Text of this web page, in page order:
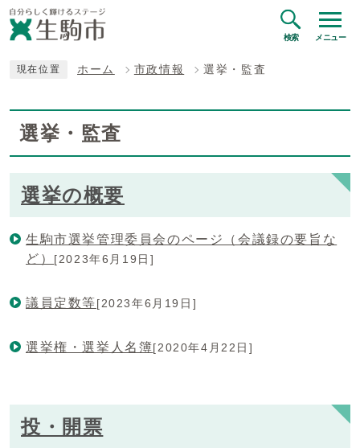
検索 メニュー
現在位置 ホーム 市政情報 選挙・監査
選挙・監査
選挙の概要
生駒市選挙管理委員会のページ（会議録の要旨な
ど） [2023年6月19日]
議員定数等[2023年6月19日]
選挙権・選挙人名簿[2020年4月22日]
投・開票